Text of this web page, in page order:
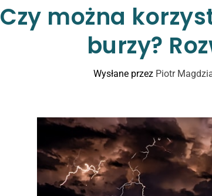
Czy można
burzy?
Wysłane przez Piotr